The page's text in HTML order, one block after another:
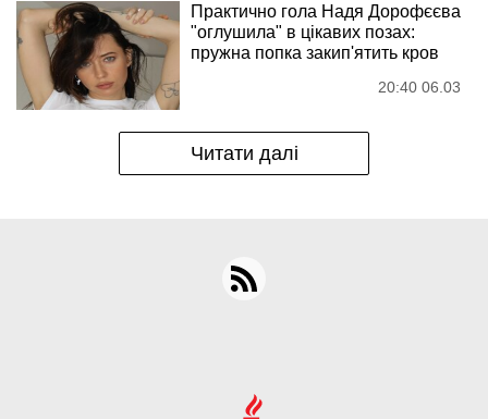
Практично гола Надя Дорофєєва
"оглушила" в цікавих позах:
пружна попка закип'ятить кров
20:40 06.03
Читати далі